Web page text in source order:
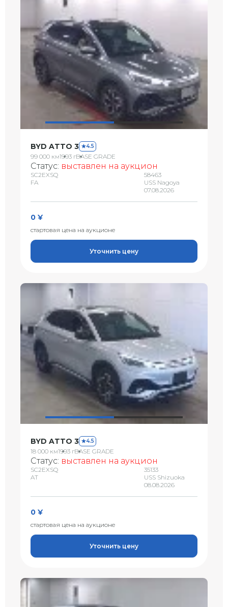
BYD ATTO 3 4.5
99 000 км1993 гBASE GRADE
Статус: выставлен на аукцион
SC2EXSQ
FA
58463
USS Nagoya
07.08.2026
0 ¥
стартовая цена на аукционе
Уточнить цену
BYD ATTO 3 4.5
18 000 км1993 гBASE GRADE
Статус: выставлен на аукцион
SC2EXSQ
AT
35133
USS Shizuoka
08.08.2026
0 ¥
стартовая цена на аукционе
Уточнить цену